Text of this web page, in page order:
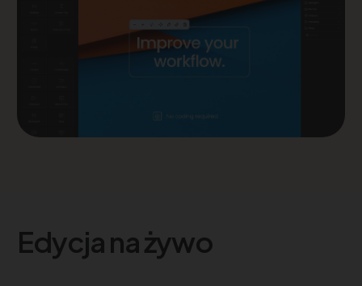
Edycja na żywo